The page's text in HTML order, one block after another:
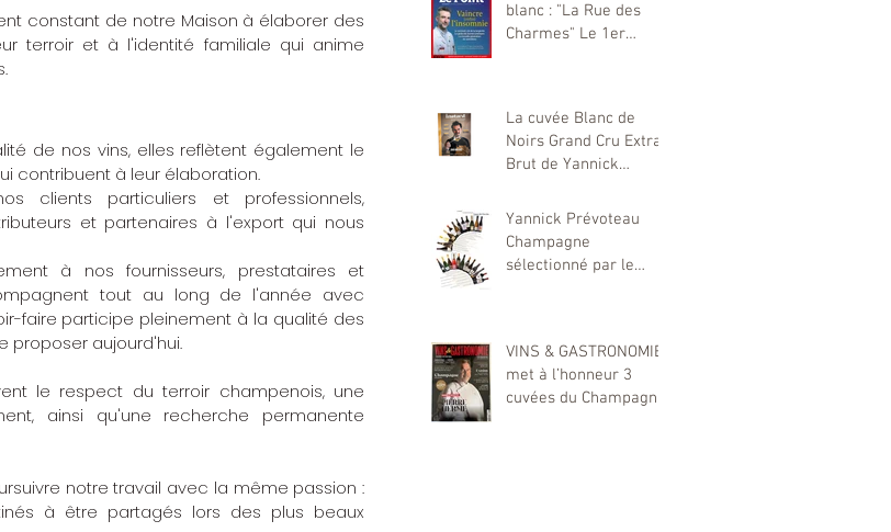
constant de notre Maison à élaborer des
terroir et à l'identité familiale qui anime
de nos vins, elles reflètent également le
contribuent à leur élaboration.
clients particuliers et professionnels,
et partenaires à l'export qui nous
à nos fournisseurs, prestataires et
tout au long de l'année avec
faire participe pleinement à la qualité des
proposer aujourd'hui.
le respect du terroir champenois, une
ainsi qu'une recherche permanente
notre travail avec la même passion :
à être partagés lors des plus beaux
blanc : "La Rue des
Charmes" Le 1er
Prévoteau sélectionné
par Le Point
La cuvée Blanc de
Noirs Grand Cru Extra
Brut de Yannick
Montante dans le
Monde du Champagne
Yannick Prévoteau
Champagne
sélectionné par le
VINS & GASTRONOMIE
met à l’honneur 3
cuvées du Champagne